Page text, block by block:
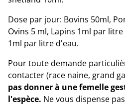
Dose par jour: Bovins 50ml,
Ovins 5 ml, Lapins 1ml par
1ml par litre d'eau.
Pour toute demande
contacter (race naine, grand
pas donner à une femelle
l'espèce. Ne vous dispense